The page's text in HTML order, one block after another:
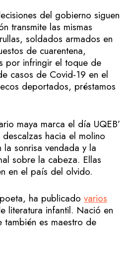
del gobierno siguen
transmite las mismas
soldados armados en
de cuarentena,
por infringir el toque de
casos de Covid-19 en el
deportados, préstamos
maya marca el día UQEB’
hacia el molino
la sonrisa vendada y la
sobre la cabeza. Ellas
en el país del olvido.
ha publicado varios
literatura infantil. Nació en
también es maestro de